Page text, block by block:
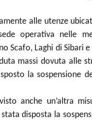
alle utenze
operativa nelle
Scafo, Laghi di Sibari
massi dovuta alle
la sospensione
anche un’altra
disposta la